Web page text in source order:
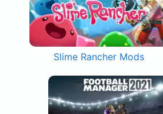
Slime Rancher Mods